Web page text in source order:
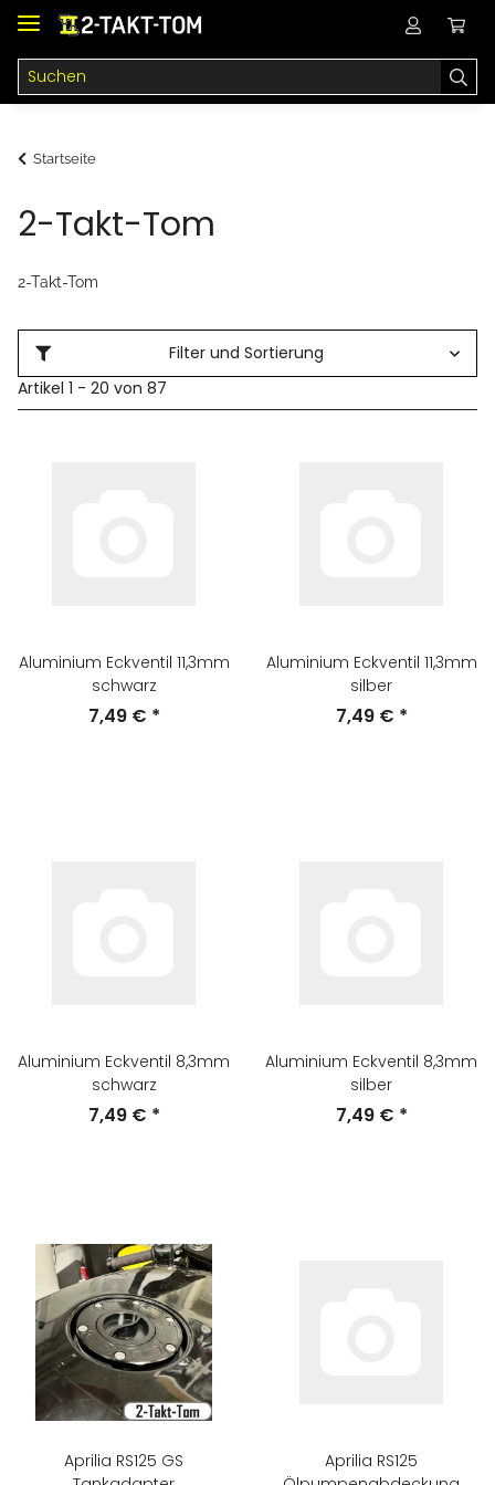
Startseite
2-Takt-Tom
2-Takt-Tom
Filter und Sortierung
Artikel 1 - 20 von 87
Aluminium Eckventil 11,3mm
schwarz
7,49 € *
Aluminium Eckventil 11,3mm
silber
7,49 € *
Aluminium Eckventil 8,3mm
schwarz
7,49 € *
Aluminium Eckventil 8,3mm
silber
7,49 € *
Aprilia RS125 GS
Aprilia RS125